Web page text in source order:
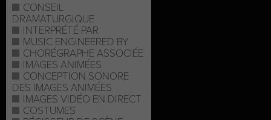
CONSEIL
DRAMATURGIQUE
INTERPRÉTÉ PAR
MUSIC ENGINEERED BY
CHORÉGRAPHE ASSOCIÉE
IMAGES ANIMÉES
CONCEPTION SONORE
DES IMAGES ANIMÉES
IMAGES VIDÉO EN DIRECT
COSTUMES